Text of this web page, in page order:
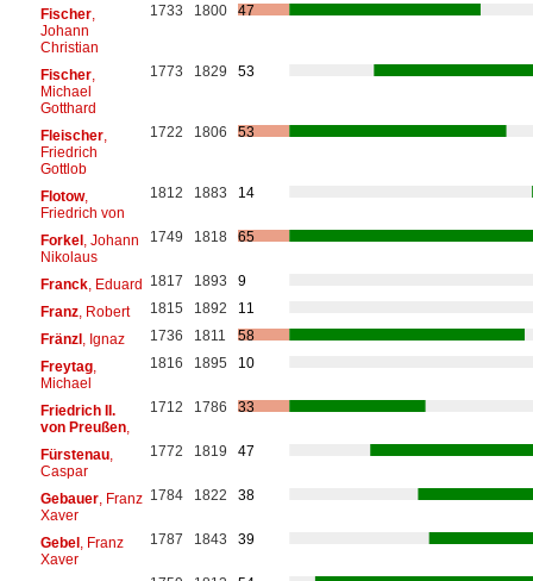
Fischer,
Johann
Christian
1733 1800 47
Fischer,
Michael
Gotthard
1773 1829 53
Fleischer,
Friedrich
Gottlob
1722 1806 53
Flotow,
Friedrich von
1812 1883 14
Forkel, Johann
Nikolaus
1749 1818 65
Franck, Eduard 1817 1893
9
Franz, Robert 1815 1892
11
Fränzl, Ignaz 1736 1811
58
Freytag,
Michael
1816 1895 10
Friedrich II.
von Preußen,
1712 1786 33
Fürstenau,
Caspar
1772 1819 47
Gebauer, Franz
Xaver
1784 1822 38
Gebel, Franz
Xaver
1787 1843 39